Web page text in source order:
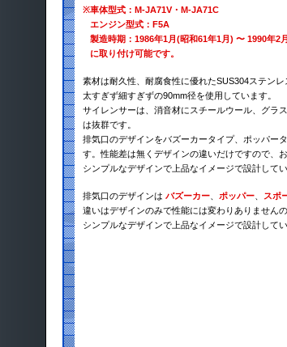
※車体型式：M-JA71V・M-JA71C
エンジン型式：F5A
製造時期：1986年1月(昭和61年1月) 〜 1990年2
に取り付け可能です。
素材は耐久性、耐腐食性に優れたSUS304ステン
太すぎず細すぎずの90mm径を使用しています。
サイレンサーは、消音材にスチールウール、グラ
は抜群です。
排気口のデザインをバズーカータイプ、ポッパー
す。性能差は無くデザインの違いだけですので、
シンプルなデザインで上品なイメージで設計して
排気口のデザインは バズーカー ポッパー スポ
違いはデザインのみで性能には変わりありません
シンプルなデザインで上品なイメージで設計して